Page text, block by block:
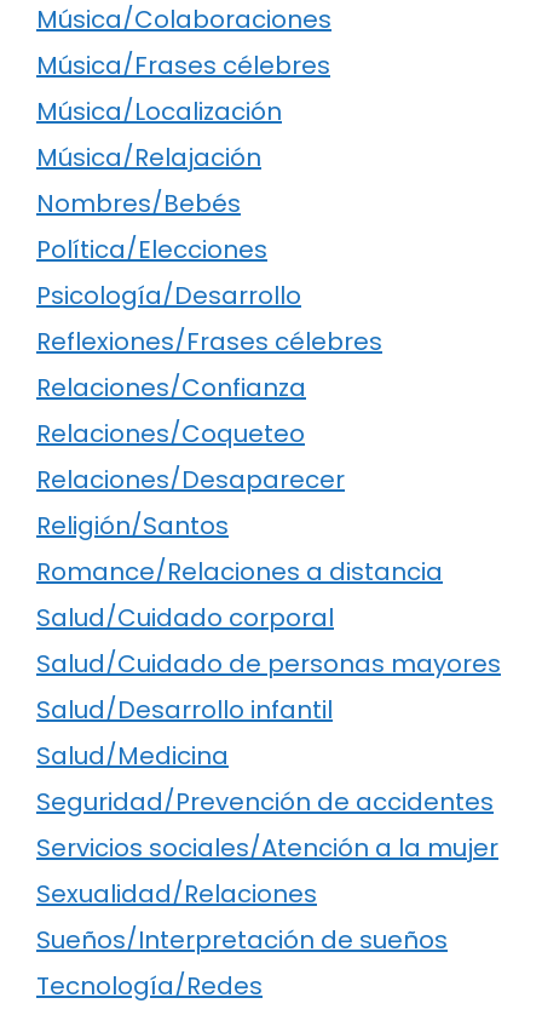
Música/Colaboraciones
Música/Frases célebres
Música/Localización
Música/Relajación
Nombres/Bebés
Política/Elecciones
Psicología/Desarrollo
Reflexiones/Frases célebres
Relaciones/Confianza
Relaciones/Coqueteo
Relaciones/Desaparecer
Religión/Santos
Romance/Relaciones a distancia
Salud/Cuidado corporal
Salud/Cuidado de personas mayores
Salud/Desarrollo infantil
Salud/Medicina
Seguridad/Prevención de accidentes
Servicios sociales/Atención a la mujer
Sexualidad/Relaciones
Sueños/Interpretación de sueños
Tecnología/Redes